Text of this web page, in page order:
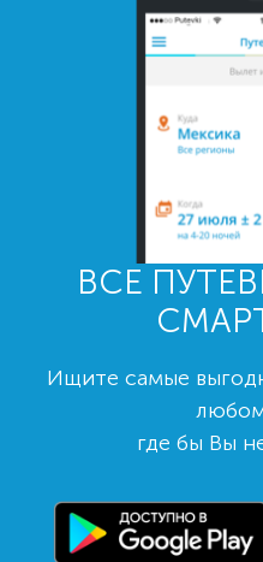
ВСЕ
Ищите самые
где бы Вы